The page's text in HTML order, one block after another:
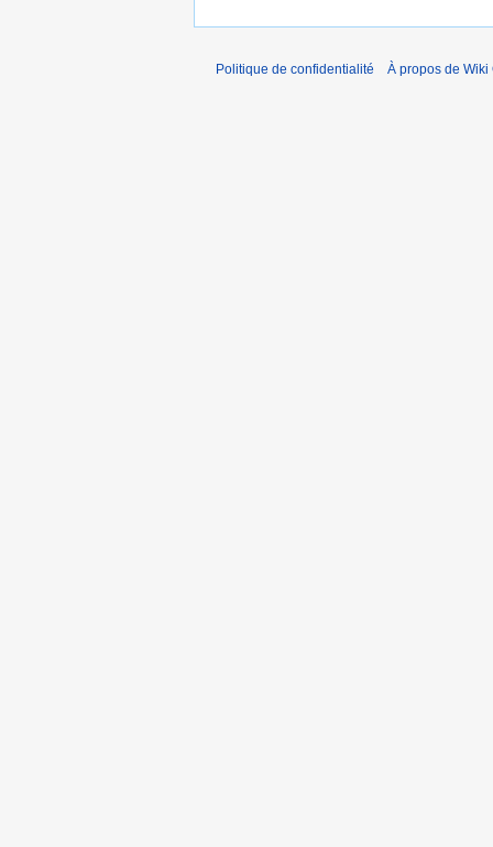
Politique de confidentialité À propos de Wiki